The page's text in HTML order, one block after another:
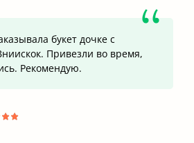
букет дочке с
Привезли во время,
Рекомендую.